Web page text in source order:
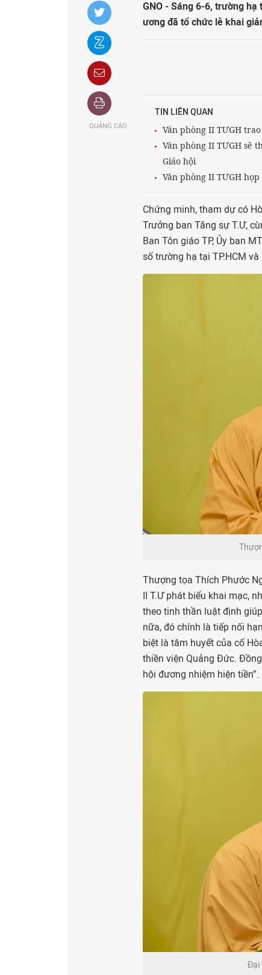
GNO - Sáng 6-6, trường
ương đã tổ chức lễ khai
TIN LIÊN QUAN
Văn phòng II TƯGH
Văn phòng II TƯGH sẽ
Giáo hội
Văn phòng II TƯGH
Chứng minh, tham dự có
Trưởng ban Tăng sự T.Ư,
Ban Tôn giáo TP, Ủy ban
số trường hạ tại TP.HCM
Thượng tọa Thích Phước
II T.Ư phát biểu khai mạc,
theo tinh thần luật định
nữa, đó chính là tiếp nối
biệt là tâm huyết của cố
thiền viện Quảng Đức.
hội đương nhiệm hiện tiền”.
Đại
QUẢNG CÁO